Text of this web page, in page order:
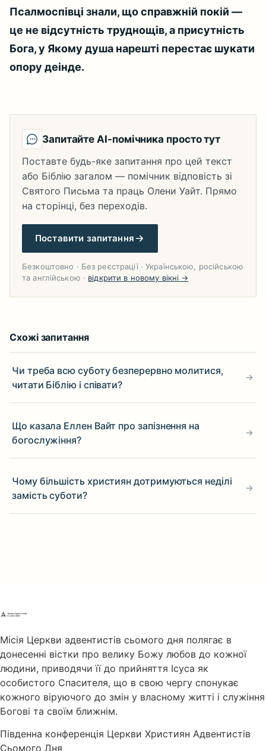
Псалмоспівці знали, що справжній покій —
це не відсутність труднощів, а присутність
Бога, у Якому душа нарешті перестає шукати
опору деінде.
Запитайте AI-помічника просто тут
Поставте будь-яке запитання про цей текст
або Біблію загалом — помічник відповість зі
Святого Письма та праць Олени Уайт. Прямо
на сторінці, без переходів.
Поставити запитання
Безкоштовно · Без реєстрації · Українською, російською
та англійською · відкрити в новому вікні →
Схожі запитання
Чи треба всю суботу безперервно молитися,
читати Біблію і співати?
Що казала Еллен Вайт про запізнення на
богослужіння?
Чому більшість християн дотримуються неділі
замість суботи?
Місія Церкви адвентистів сьомого дня полягає в
донесенні вістки про велику Божу любов до кожної
людини, приводячи її до прийняття Ісуса як
особистого Спасителя, що в свою чергу спонукає
кожного віруючого до змін у власному житті і служіння
Богові та своїм ближнім.
Південна конференція Церкви Християн Адвентистів
Сьомого Дня